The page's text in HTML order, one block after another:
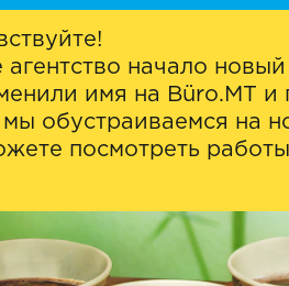
начало новый
имя на Büro.MT и
обустраиваемся на
посмотреть работы